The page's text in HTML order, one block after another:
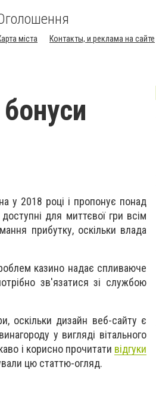
міста Контакты, и реклама на сайте
у 2018 році і пропонує понад
для миттєвої гри всім
прибутку, оскільки влада
казино надає спливаюче
зв'язатися зі службою
оскільки дизайн веб-сайту є
у вигляді вітального
і корисно прочитати відгуки
цю статтю-огляд.